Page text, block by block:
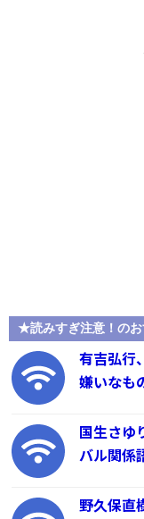
★読みすぎ注意！のお
有吉弘行
嫌いなも
国生さゆ
バル関
野久保直